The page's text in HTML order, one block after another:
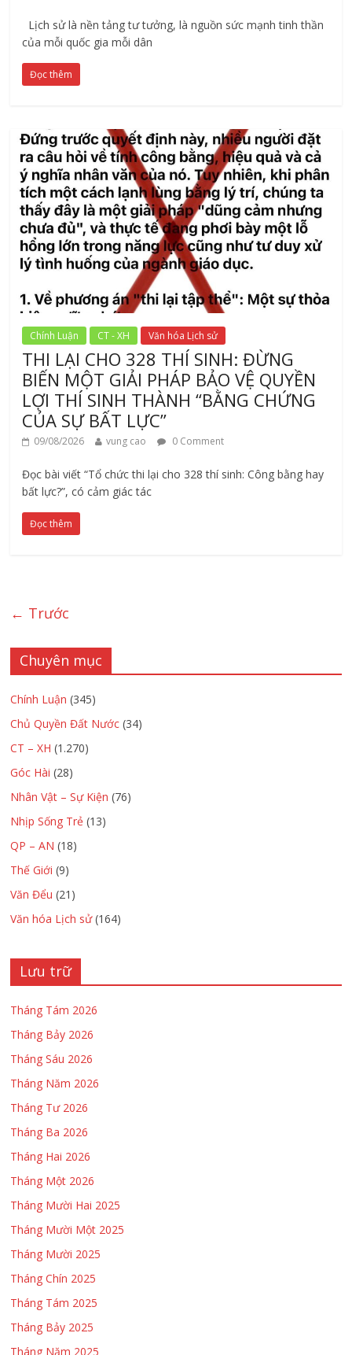
Lịch sử là nền tảng tư tưởng, là nguồn sức mạnh tinh thần
của mỗi quốc gia mỗi dân
Đọc thêm
Chính Luận CT - XH Văn hóa Lịch sử
THI LẠI CHO 328 THÍ SINH: ĐỪNG
BIẾN MỘT GIẢI PHÁP BẢO VỆ QUYỀN
LỢI THÍ SINH THÀNH “BẰNG CHỨNG
CỦA SỰ BẤT LỰC”
09/08/2026 vung cao 0 Comment
Đọc bài viết “Tổ chức thi lại cho 328 thí sinh: Công bằng hay
bất lực?”, có cảm giác tác
Đọc thêm
← Trước
Chuyên mục
Chính Luận (345)
Chủ Quyền Đất Nước (34)
CT – XH (1.270)
Góc Hài (28)
Nhân Vật – Sự Kiện (76)
Nhịp Sống Trẻ (13)
QP – AN (18)
Thế Giới (9)
Văn Đểu (21)
Văn hóa Lịch sử(164)
Lưu trữ
Tháng Tám 2026
Tháng Bảy 2026
Tháng Sáu 2026
Tháng Năm 2026
Tháng Tư 2026
Tháng Ba 2026
Tháng Hai 2026
Tháng Một 2026
Tháng Mười Hai 2025
Tháng Mười Một 2025
Tháng Mười 2025
Tháng Chín 2025
Tháng Tám 2025
Tháng Bảy 2025
Tháng Năm 2025